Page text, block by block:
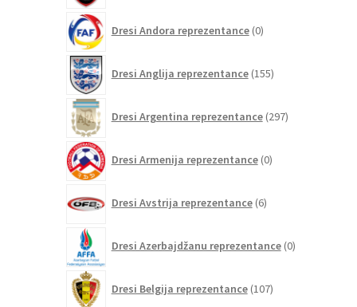
Dresi Andora reprezentance 0izdelkov
Dresi Anglija reprezentance 155izdelkov
Dresi Argentina reprezentance 297izdelkov
Dresi Armenija reprezentance 0izdelkov
Dresi Avstrija reprezentance 6izdelkov
Dresi Azerbajdžanu reprezentance 0izdelkov
Dresi Belgija reprezentance 107izdelkov